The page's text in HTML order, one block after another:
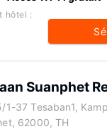
hôtel :
Suanphet
1-37 Tesaban1,
62000, TH